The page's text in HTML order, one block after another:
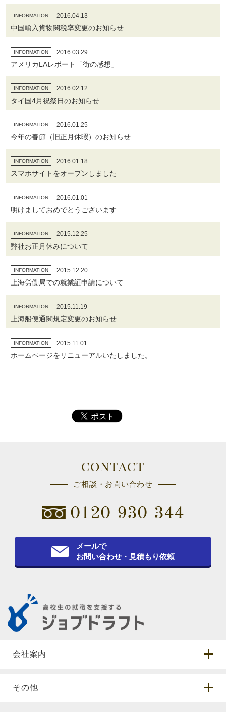
INFORMATION 2016.04.13
中国輸入貨物関税率変更のお知らせ
INFORMATION 2016.03.29
アメリカLAレポート「街の感想」
INFORMATION 2016.02.12
タイ国4月祝祭日のお知らせ
INFORMATION 2016.01.25
今年の春節（旧正月休暇）のお知らせ
INFORMATION 2016.01.18
スマホサイトをオープンしました
INFORMATION 2016.01.01
明けましておめでとうございます
INFORMATION 2015.12.25
弊社お正月休みについて
INFORMATION 2015.12.20
上海労働局での就業証申請について
INFORMATION 2015.11.19
上海船便通関規定変更のお知らせ
INFORMATION 2015.11.01
ホームページをリニューアルいたしました。
CONTACT
ご相談・お問い合わせ
0120-930-344
メールで
お問い合わせ・見積もり依頼
会社案内
その他